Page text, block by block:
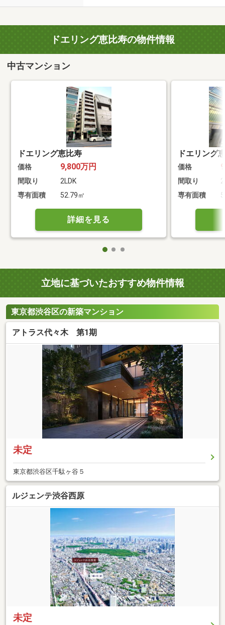
ドエリング恵比寿の物件情報
中古マンション
ドエリング恵比寿
価格 9,800万円
間取り
2LDK
専有面積
52.79㎡
詳細を見る
ドエリング
価格
間取り
専有面積
立地に基づいたおすすめ物件情報
東京都渋谷区の新築マンション
アトラス代々木 第1期
未定
東京都渋谷区千駄ヶ谷５
ルジェンテ渋谷西原
未定